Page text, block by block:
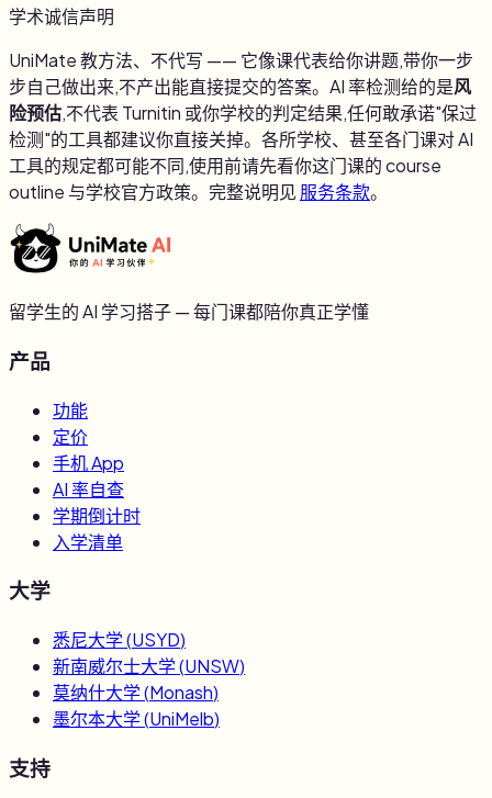
学术诚信声明
UniMate 教方法、不代写 —— 它像课代表给你讲题,带你一步
步自己做出来,不产出能直接提交的答案。AI 率检测给的是风
险预估,不代表 Turnitin 或你学校的判定结果,任何敢承诺"保过
检测"的工具都建议你直接关掉。各所学校、甚至各门课对 AI
工具的规定都可能不同,使用前请先看你这门课的 course
outline 与学校官方政策。完整说明见 服务条款。
留学生的 AI 学习搭子 — 每门课都陪你真正学懂
产品
功能
定价
手机 App
AI 率自查
学期倒计时
入学清单
大学
悉尼大学(USYD)
新南威尔士大学(UNSW)
莫纳什大学(Monash)
墨尔本大学(UniMelb)
支持